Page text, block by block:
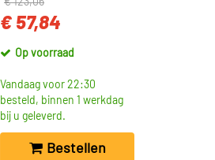
€ 123,06
€ 57,84
Op voorraad
Vandaag voor 22:30
besteld, binnen 1 werkdag
bij u geleverd.
Bestellen